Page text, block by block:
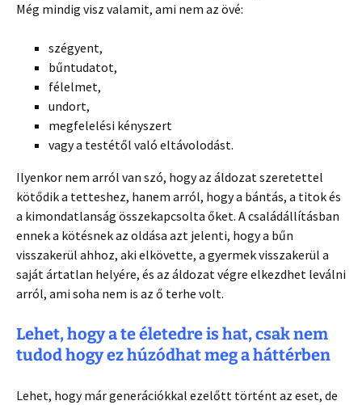
Még mindig visz valamit, ami nem az övé:
szégyent,
bűntudatot,
félelmet,
undort,
megfelelési kényszert
vagy a testétől való eltávolodást.
Ilyenkor nem arról van szó, hogy az áldozat szeretettel
kötődik a tetteshez, hanem arról, hogy a bántás, a titok és
a kimondatlanság összekapcsolta őket. A családállításban
ennek a kötésnek az oldása azt jelenti, hogy a bűn
visszakerül ahhoz, aki elkövette, a gyermek visszakerül a
saját ártatlan helyére, és az áldozat végre elkezdhet leválni
arról, ami soha nem is az ő terhe volt.
Lehet, hogy a te életedre is hat, csak nem
tudod hogy ez húzódhat meg a háttérben
Lehet, hogy már generációkkal ezelőtt történt az eset, de